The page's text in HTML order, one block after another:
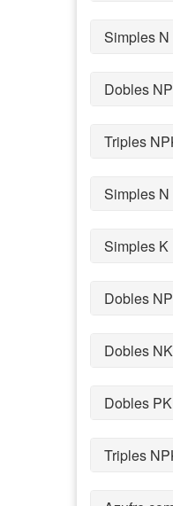
Simples N
Dobles NP
Triples
Simples N
Simples K
Dobles NP
Dobles NK
Dobles PK
Triples